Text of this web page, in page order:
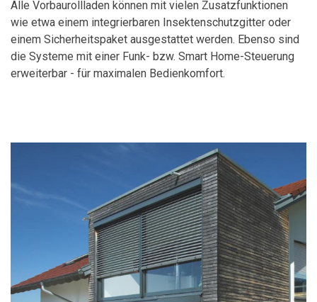
Alle Vorbaurollladen können mit vielen Zusatzfunktionen
wie etwa einem integrierbaren Insektenschutzgitter oder
einem Sicherheitspaket ausgestattet werden. Ebenso sind
die Systeme mit einer Funk- bzw. Smart Home-Steuerung
erweiterbar - für maximalen Bedienkomfort.